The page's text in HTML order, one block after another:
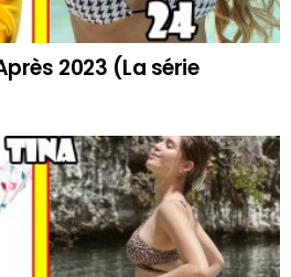
2023 (La série